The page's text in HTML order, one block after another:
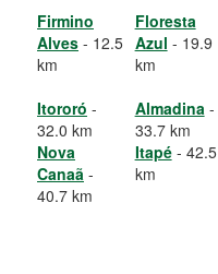
Firmino
Alves - 12.5
km
Floresta
Azul - 19.9
km
Itororó -
32.0 km
Almadina-
33.7 km
Nova
Canaã -
40.7 km
Itapé- 42.5
km